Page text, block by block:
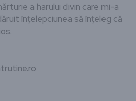
a harului divin care mi-a
înțelepciunea să înțeleg că